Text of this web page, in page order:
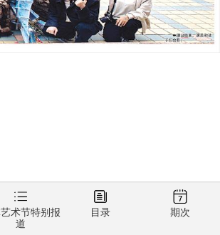
术节特别报
道
目录 期次